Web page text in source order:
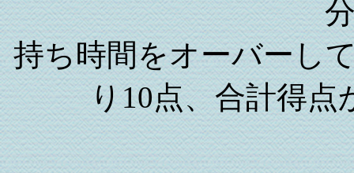
持ち時間をオーバーし
り10点、合計得